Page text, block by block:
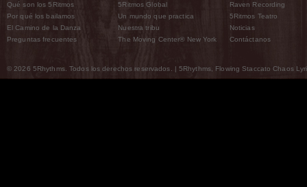
Qué son los 5Ritmos
Por qué los bailamos
El Camino de la Danza
Preguntas frecuentes
5Ritmos Global
Un mundo que practica
Nuestra tribu
The Moving Center® New York
Raven Recording
5Ritmos Teatro
Noticias
Contáctanos
© 2026 5Rhythms. Todos los derechos reservados. | 5Rhythms, Flowing Staccato Chaos